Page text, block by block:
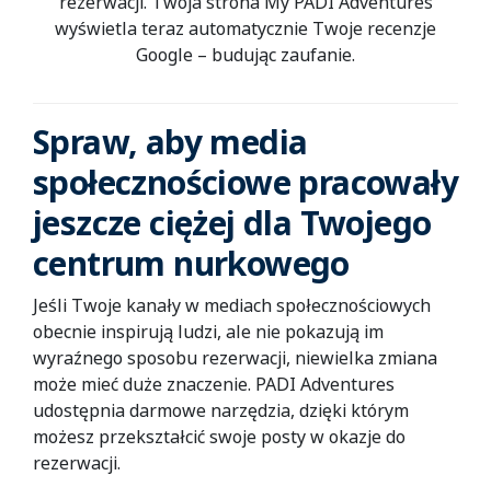
wyświetla teraz automatycznie Twoje recenzje
Google – budując zaufanie.
Spraw, aby media
społecznościowe pracowały
jeszcze ciężej dla Twojego
centrum nurkowego
Jeśli Twoje kanały w mediach społecznościowych
obecnie inspirują ludzi, ale nie pokazują im
wyraźnego sposobu rezerwacji, niewielka zmiana
może mieć duże znaczenie. PADI Adventures
udostępnia darmowe narzędzia, dzięki którym
możesz przekształcić swoje posty w okazje do
rezerwacji.